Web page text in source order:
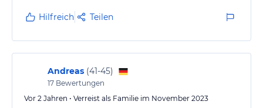
Hilfreich Teilen
Andreas (41-45)
17 Bewertungen
Vor 2 Jahren • Verreist als Familie im November 2023